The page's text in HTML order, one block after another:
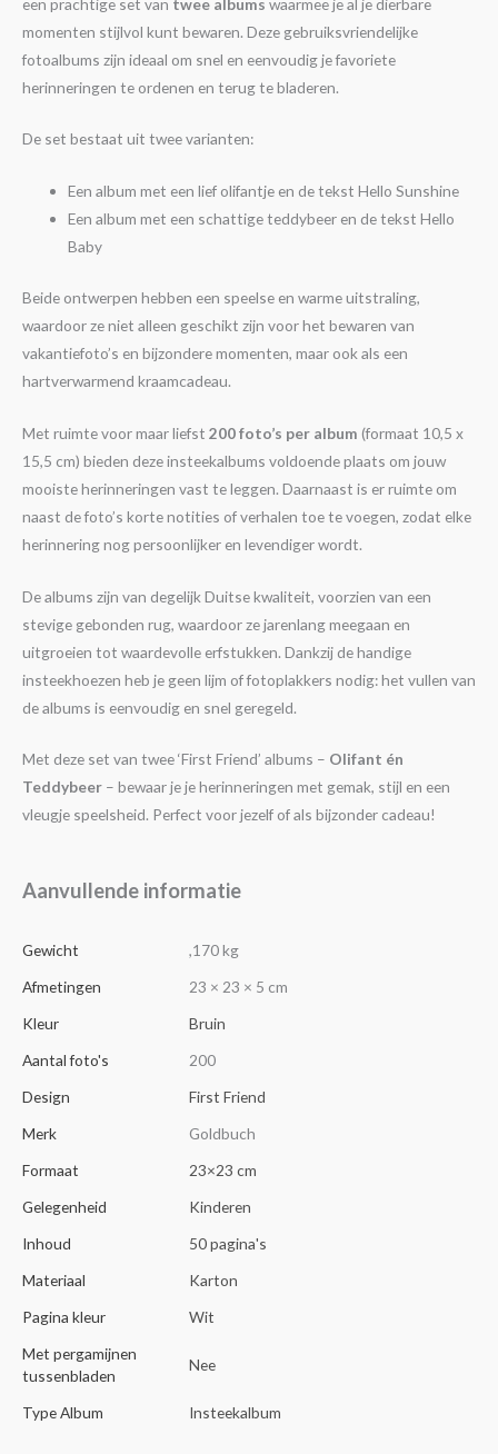
momenten stijlvol kunt bewaren. Deze gebruiksvriendelijke
fotoalbums zijn ideaal om snel en eenvoudig je favoriete
herinneringen te ordenen en terug te bladeren.
De set bestaat uit twee varianten:
Een album met een lief olifantje en de tekst Hello Sunshine
Een album met een schattige teddybeer en de tekst Hello
Baby
Beide ontwerpen hebben een speelse en warme uitstraling,
waardoor ze niet alleen geschikt zijn voor het bewaren van
vakantiefoto’s en bijzondere momenten, maar ook als een
hartverwarmend kraamcadeau.
Met ruimte voor maar liefst 200 foto’s per album (formaat 10,5 x
15,5 cm) bieden deze insteekalbums voldoende plaats om jouw
mooiste herinneringen vast te leggen. Daarnaast is er ruimte om
naast de foto’s korte notities of verhalen toe te voegen, zodat elke
herinnering nog persoonlijker en levendiger wordt.
De albums zijn van degelijk Duitse kwaliteit, voorzien van een
stevige gebonden rug, waardoor ze jarenlang meegaan en
uitgroeien tot waardevolle erfstukken. Dankzij de handige
insteekhoezen heb je geen lijm of fotoplakkers nodig: het vullen van
de albums is eenvoudig en snel geregeld.
Met deze set van twee ‘First Friend’ albums – Olifant én
Teddybeer – bewaar je je herinneringen met gemak, stijl en een
vleugje speelsheid. Perfect voor jezelf of als bijzonder cadeau!
Aanvullende informatie
Gewicht
,170 kg
Afmetingen
23 × 23 × 5 cm
Kleur
Bruin
Aantal foto's
200
Design
First Friend
Merk
Goldbuch
Formaat
23×23 cm
Gelegenheid
Kinderen
Inhoud
50 pagina's
Materiaal
Karton
Pagina kleur
Wit
Met pergamijnen
tussenbladen
Nee
Type Album Insteekalbum